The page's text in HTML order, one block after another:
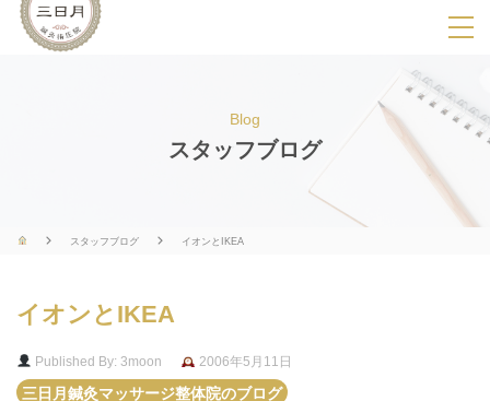
SPメニ
ー
展
用
ボ
Blog
スタッフブログ
スタッフブログ イオンとIKEA
イオンとIKEA
Published By: 3moon
2006年5月11日
三日月鍼灸マッサージ整体院のブログ